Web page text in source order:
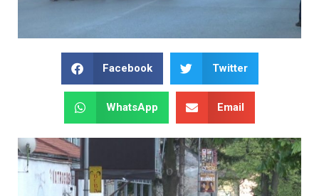
Facebook Twitter
WhatsApp Email